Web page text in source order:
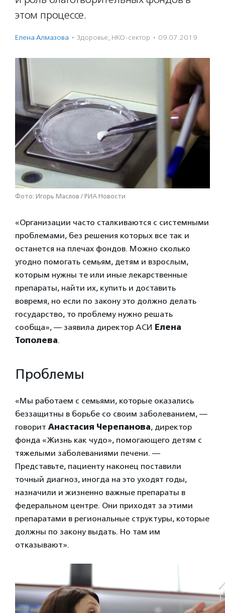
этом процессе.
Елена Алмазова · Здоровье, НКО-сектор · 09.07.2019
Фото: Игорь Маслов / РИА Новости
«Организации часто сталкиваются с системными
проблемами, без решения которых все так и
останется на плечах фондов. Можно сколько
угодно помогать семьям, детям и взрослым,
которым нужны те или иные лекарственные
препараты, найти их, купить и доставить
вовремя, но если по закону это должно делать
государство, то проблему нужно решать
сообща», — заявила директор АСИ Елена
Тополева.
Проблемы
«Мы работаем с семьями, которые оказались
беззащитны в борьбе со своим заболеванием, —
говорит Анастасия Черепанова, директор
фонда «Жизнь как чудо», помогающего детям с
тяжелыми заболеваниями печени. —
Представьте, пациенту наконец поставили
точный диагноз, иногда на это уходят годы,
назначили и жизненно важные препараты в
федеральном центре. Они приходят за этими
препаратами в региональные структуры, которые
должны по закону выдать. Но там им
отказывают».